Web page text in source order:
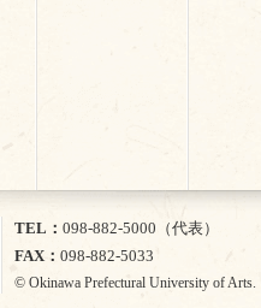
TEL
098-882-5000（代表）
FAX
098-882-5033
© Okinawa Prefectural University of Arts.